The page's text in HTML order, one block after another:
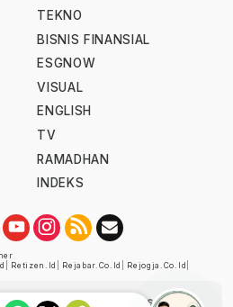
TEKNO
BISNIS FINANSIAL
ESGNOW
VISUAL
ENGLISH
TV
RAMADHAN
INDEKS
Retizen.id Rejabar.co.id Rejogja.co.id
oleh Dewan Pers